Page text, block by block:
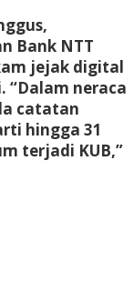
Bank NTT
jejak digital
neraca
catatan
hingga 31
terjadi KUB,”